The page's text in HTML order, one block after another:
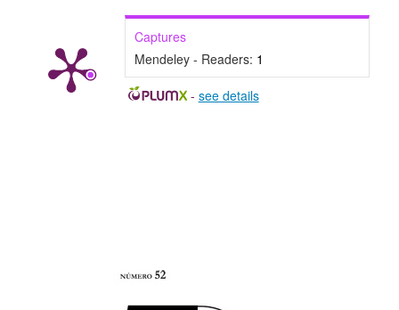
Captures
Mendeley - Readers: 1
- see details